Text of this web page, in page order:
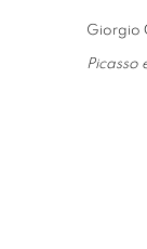
Giorgio
Picasso